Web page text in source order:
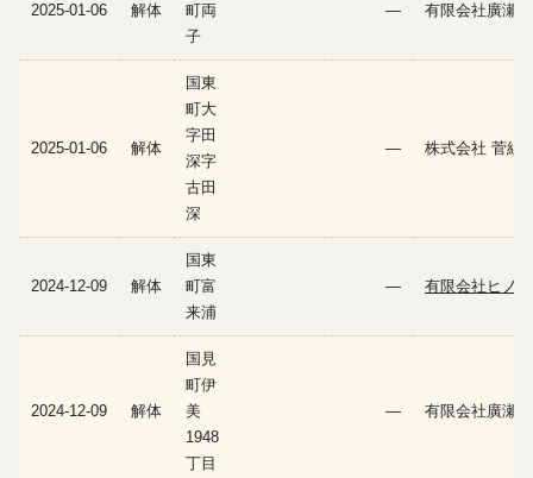
2025-01-06 解体
町両
子
— 有限会社廣瀬
2025-01-06 解体
国東
町大
字田
深字
古田
深
— 株式会社 菅組
2024-12-09 解体
国東
町富
来浦
— 有限会社ヒノ
2024-12-09 解体
国見
町伊
美
1948
丁目
— 有限会社廣瀬